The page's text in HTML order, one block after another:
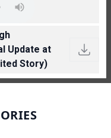
Update at
Story)